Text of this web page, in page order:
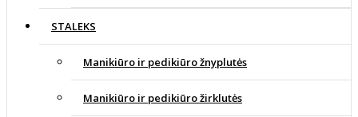
STALEKS
Manikiūro ir pedikiūro žnyplutės
Manikiūro ir pedikiūro žirklutės